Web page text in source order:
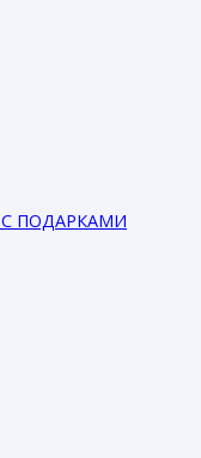
С ПОДАРКАМИ